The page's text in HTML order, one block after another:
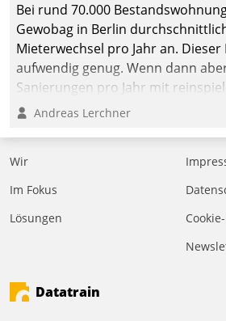
Bei rund 70.000
Gewobag in Berlin
Mieterwechsel pro Jahr an.
aufwendig genug. Wenn dann
Sanierungen pro Jahr mit
Betreuungs- und
gemeinsam mit der Berliner
Teilprozess der Objektsanierung
Andreas Lerchner
Wir
Im Fokus
Lösungen
Datatrain